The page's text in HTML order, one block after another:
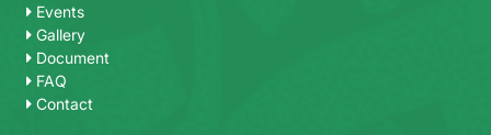
Events
Gallery
Document
FAQ
Contact